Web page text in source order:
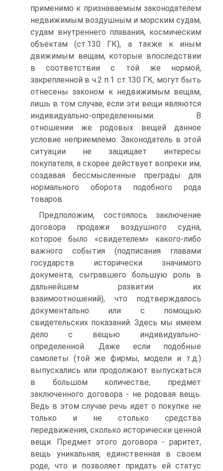
применимо к признаваемым законодателем
недвижимым воздушным и морским судам,
судам внутреннего плавания, космическим
объектам (ст.130 ГК), а также к иным
движимым вещам, которые впоследствии
в соответствии с той же нормой,
закрепленной в ч.2 п.1 ст.130 ГК, могут быть
отнесены законом к недвижимым вещам,
лишь в том случае, если эти вещи являются
индивидуально-определенными. В
отношении же родовых вещей данное
условие неприемлемо. Законодатель в этой
ситуации не защищает интересы
покупателя, а скорее действует вопреки им,
создавая бессмысленные преграды для
нормального оборота подобного рода
товаров.
Предположим, состоялось заключение
договора продажи воздушного судна,
которое было «свидетелем» какого-либо
важного события (подписания главами
государств исторически значимого
документа, сыгравшего большую роль в
дальнейшем развитии их
взаимоотношений), что подтверждалось
документально или с помощью
свидетельских показаний. Здесь мы имеем
дело с вещью индивидуально-
определенной. Даже если подобные
самолеты (той же фирмы, модели и т.д.)
выпускались или продолжают выпускаться
в большом количестве, предмет
заключенного договора - не родовая вещь.
Ведь в этом случае речь идет о покупке не
только и не столько средства
передвижения, сколько исторически ценной
вещи. Предмет этого договора - раритет,
вещь уникальная, единственная в своем
роде, что и позволяет придать ей статус